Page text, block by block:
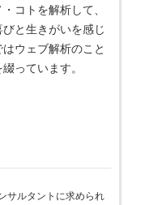
コトを解析して、
と生きがいを感じ
ウェブ解析のこと
っています。
サルタントに求められ